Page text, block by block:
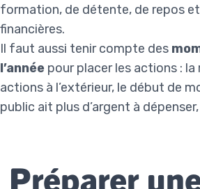
formation, de détente, de repos
financières.
Il faut aussi tenir compte des
l’année pour placer les actions :
actions à l’extérieur, le début de
public ait plus d’argent à
Préparer